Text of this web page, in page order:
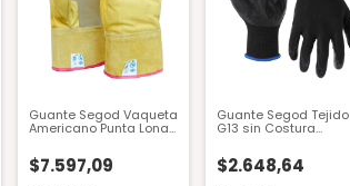
Guante Segod Vaqueta
Americano Punta Lona
GV01P Talle 10
$7.597,09
Guante Segod Tejido
G13 sin Costura
Baño de Nitrilo GN17
$2.648,64